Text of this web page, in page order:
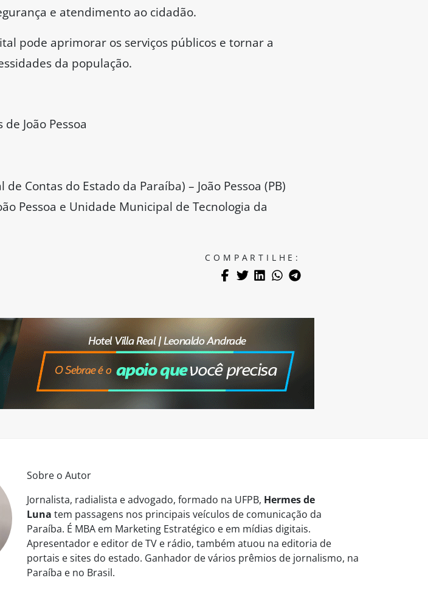
e atendimento ao cidadão.
pode aprimorar os serviços públicos e tornar a
da população.
João Pessoa
Contas do Estado da Paraíba) – João Pessoa (PB)
Pessoa e Unidade Municipal de Tecnologia da
COMPARTILHE:
Sobre o Autor
Jornalista, radialista e advogado, formado na UFPB, Hermes de
Luna tem passagens nos principais veículos de comunicação da
Paraíba. É MBA em Marketing Estratégico e em mídias digitais.
Apresentador e editor de TV e rádio, também atuou na editoria de
portais e sites do estado. Ganhador de vários prêmios de jornalismo, na
Paraíba e no Brasil.